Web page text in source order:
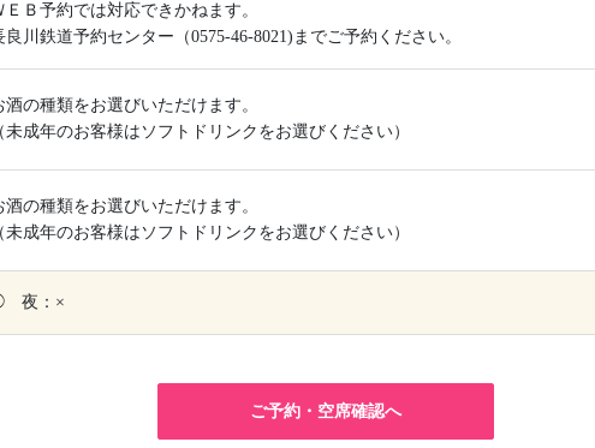
ＥＢ予約では対応できかねます。
良川鉄道予約センター（0575-46-8021)までご予約ください。
酒の種類をお選びいただけます。
未成年のお客様はソフトドリンクをお選びください）
酒の種類をお選びいただけます。
未成年のお客様はソフトドリンクをお選びください）
夜：×
ご予約・空席確認へ